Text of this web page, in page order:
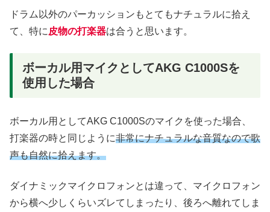
ドラム以外のパーカッションもとてもナチュラルに拾え
て、特に 皮物の打楽器は合うと思います。
ボーカル用マイクとしてAKG C1000Sを
使用した場合
ボーカル用としてAKG C1000Sのマイクを使った場合、
打楽器の時と同じように非常にナチュラルな音質なので歌
声も自然に拾えます。
ダイナミックマイクロフォンとは違って、マイクロフォン
から横へ少しくらいズレてしまったり、後ろへ離れてしま